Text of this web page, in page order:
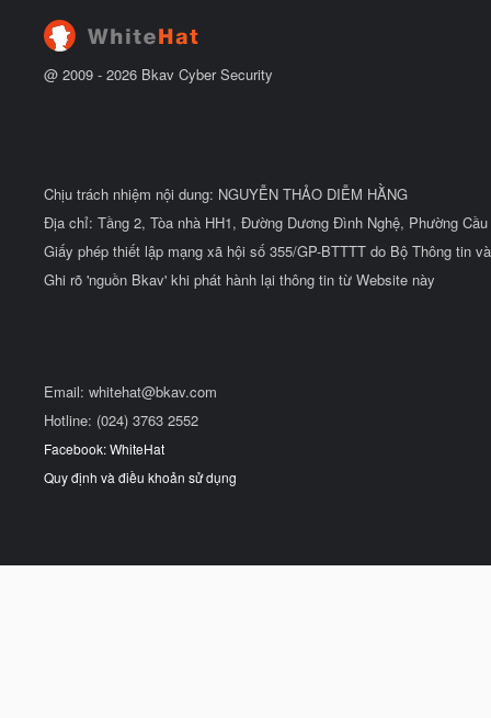
ầ
@ 2009 - 2026 Bkav Cyber Security
Chịu trách nhiệm nội dung: NGUYỄN THẢO DIỄM HẰNG
Địa chỉ: Tầng 2, Tòa nhà HH1, Đường Dương Đình Nghệ, Phường
Giấy phép thiết lập mạng xã hội số 355/GP-BTTTT do Bộ Thông tin
Ghi rõ 'nguồn Bkav' khi phát hành lại thông tin từ Website này
Email: whitehat@bkav.com
Hotline: (024) 3763 2552
Facebook: WhiteHat
Quy định và điều khoản sử dụng